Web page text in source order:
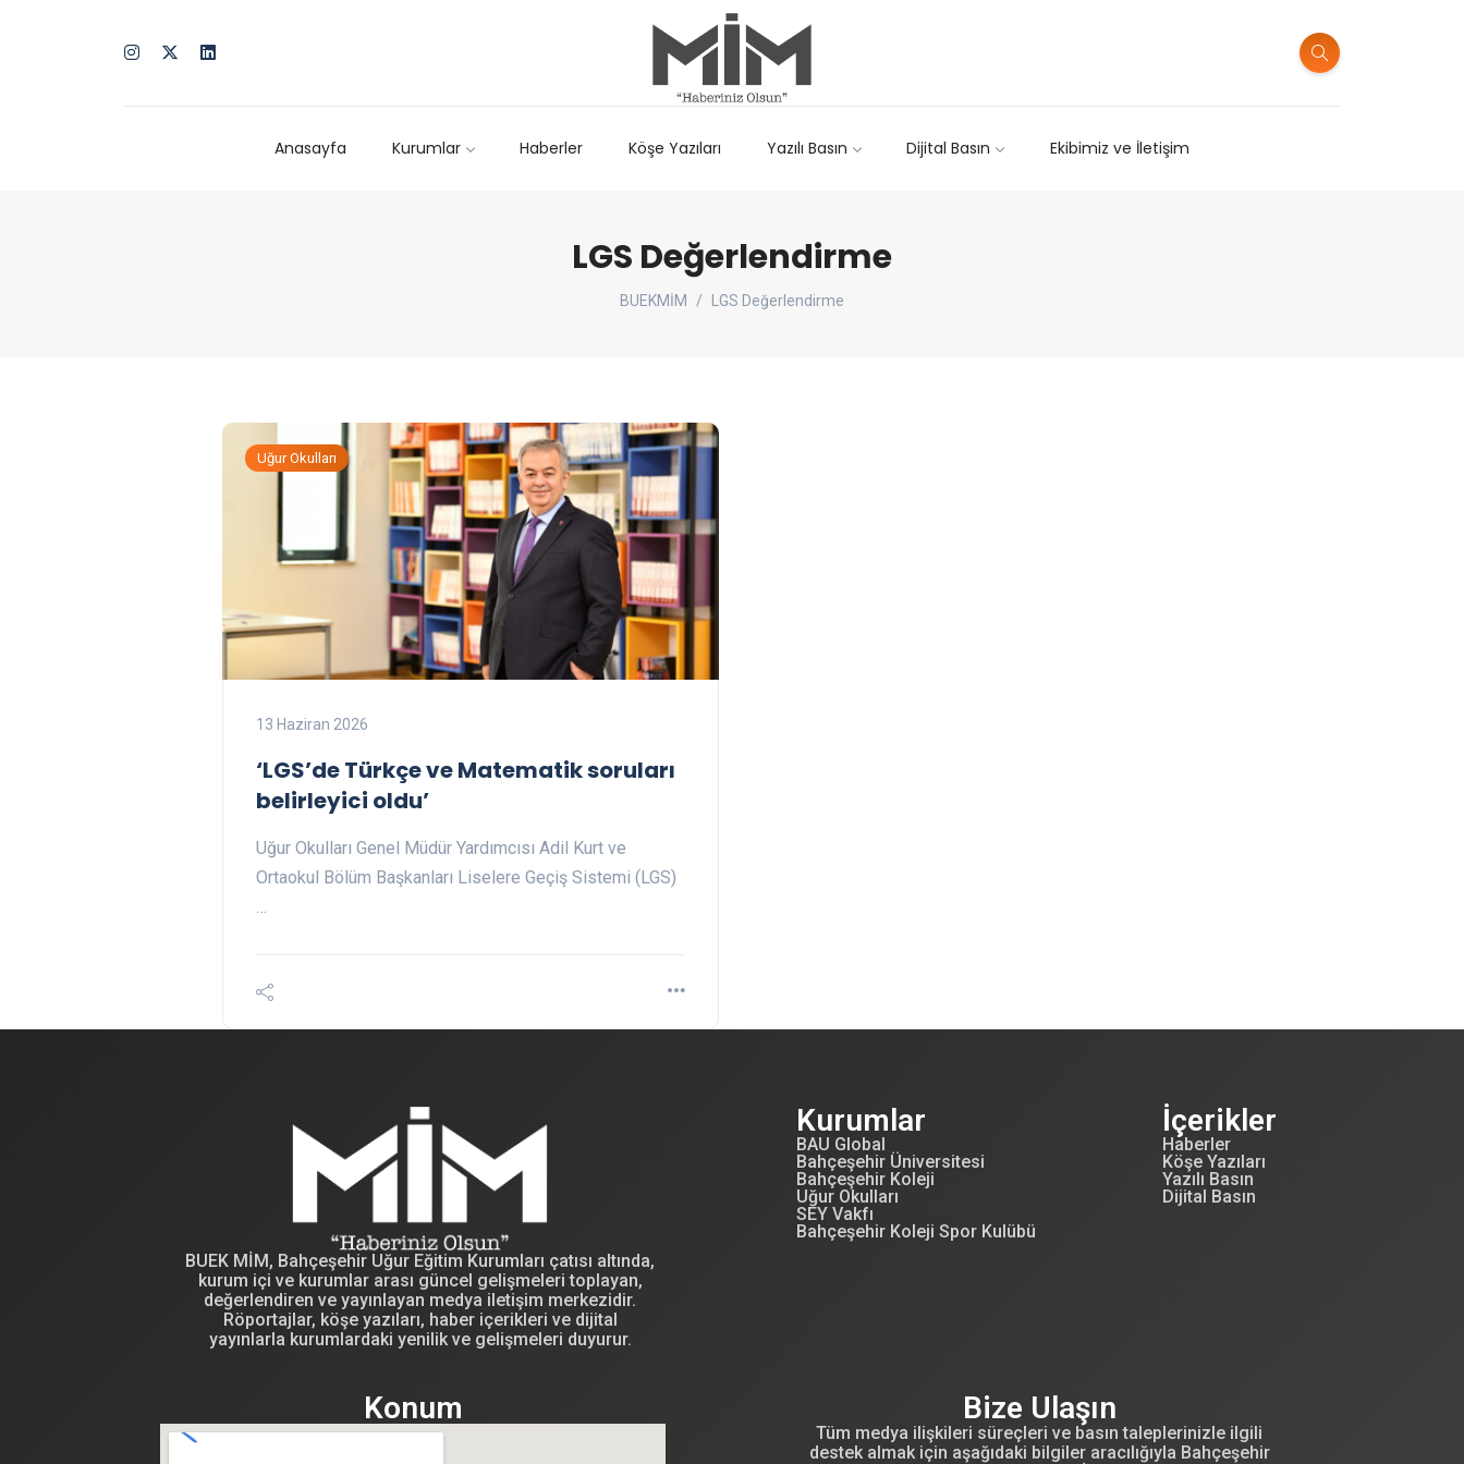
Anasayfa Kurumlar Haberler Köşe Yazıları Yazılı Basın Dijital Basın Ekibimiz ve İletişim
LGS Değerlendirme
BUEKMİM LGS Değerlendirme
Uğur Okulları
13 Haziran 2026
‘LGS’de Türkçe ve Matematik soruları
belirleyici oldu’
Uğur Okulları Genel Müdür Yardımcısı Adil Kurt ve
Ortaokul Bölüm Başkanları Liselere Geçiş Sistemi (LGS)
…
BUEK MİM, Bahçeşehir Uğur Eğitim Kurumları çatısı altında,
kurum içi ve kurumlar arası güncel gelişmeleri toplayan,
değerlendiren ve yayınlayan medya iletişim merkezidir.
Röportajlar, köşe yazıları, haber içerikleri ve dijital
yayınlarla kurumlardaki yenilik ve gelişmeleri duyurur.
Kurumlar
BAU Global
Bahçeşehir Üniversitesi
Bahçeşehir Koleji
Uğur Okulları
SEY Vakfı
Bahçeşehir Koleji Spor Kulübü
İçerikler
Haberler
Köşe Yazıları
Yazılı Basın
Dijital Basın
Konum Bize Ulaşın
Tüm medya ilişkileri süreçleri ve basın taleplerinizle ilgili
destek almak için aşağıdaki bilgiler aracılığıyla Bahçeşehir